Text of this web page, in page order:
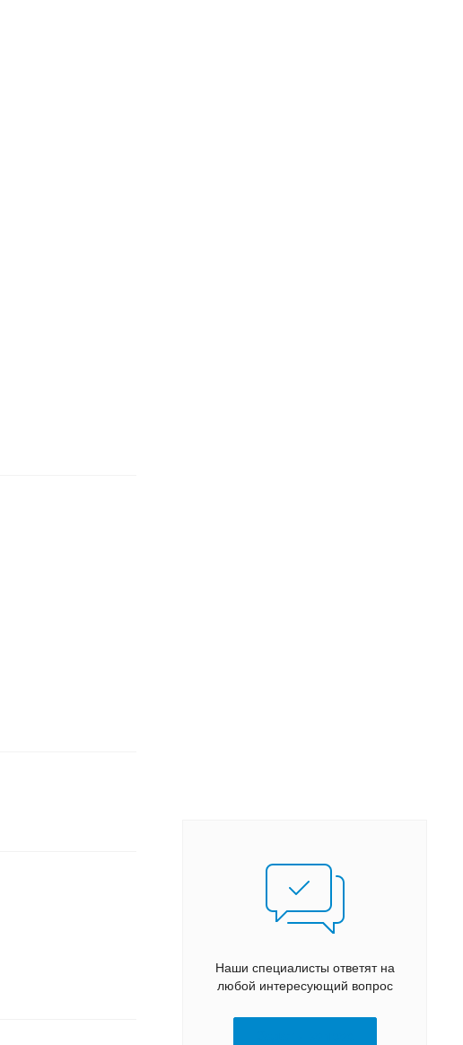
Наши специалисты ответят на
любой интересующий вопрос